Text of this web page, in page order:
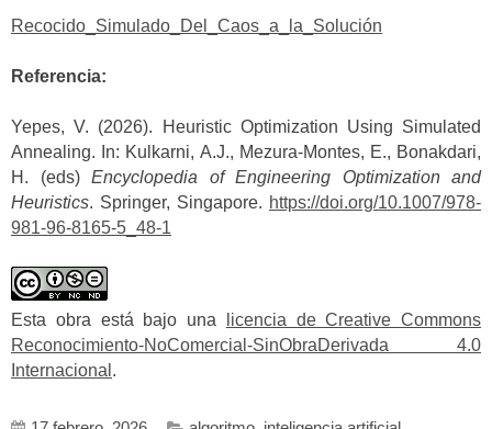
Recocido_Simulado_Del_Caos_a_la_Solución
Referencia:
Yepes, V. (2026). Heuristic Optimization Using Simulated
Annealing. In: Kulkarni, A.J., Mezura-Montes, E., Bonakdari,
H. (eds) Encyclopedia of Engineering Optimization and
Heuristics. Springer, Singapore. https://doi.org/10.1007/978-
981-96-8165-5_48-1
Esta obra está bajo una
licencia de Creative Commons
Reconocimiento-NoComercial-SinObraDerivada 4.0
Internacional .